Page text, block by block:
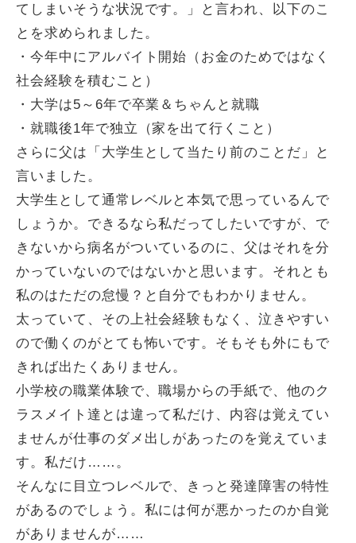
てしまいそうな状況です。」と言われ、以下のこ
とを求められました。
・今年中にアルバイト開始（お金のためではなく
社会経験を積むこと）
・大学は5～6年で卒業＆ちゃんと就職
・就職後1年で独立（家を出て行くこと）
さらに父は「大学生として当たり前のことだ」と
言いました。
大学生として通常レベルと本気で思っているんで
しょうか。できるなら私だってしたいですが、で
きないから病名がついているのに、父はそれを分
かっていないのではないかと思います。それとも
私のはただの怠慢？と自分でもわかりません。
太っていて、その上社会経験もなく、泣きやすい
ので働くのがとても怖いです。そもそも外にもで
きれば出たくありません。
小学校の職業体験で、職場からの手紙で、他のク
ラスメイト達とは違って私だけ、内容は覚えてい
ませんが仕事のダメ出しがあったのを覚えていま
す。私だけ……。
そんなに目立つレベルで、きっと発達障害の特性
があるのでしょう。私には何が悪かったのか自覚
がありませんが……